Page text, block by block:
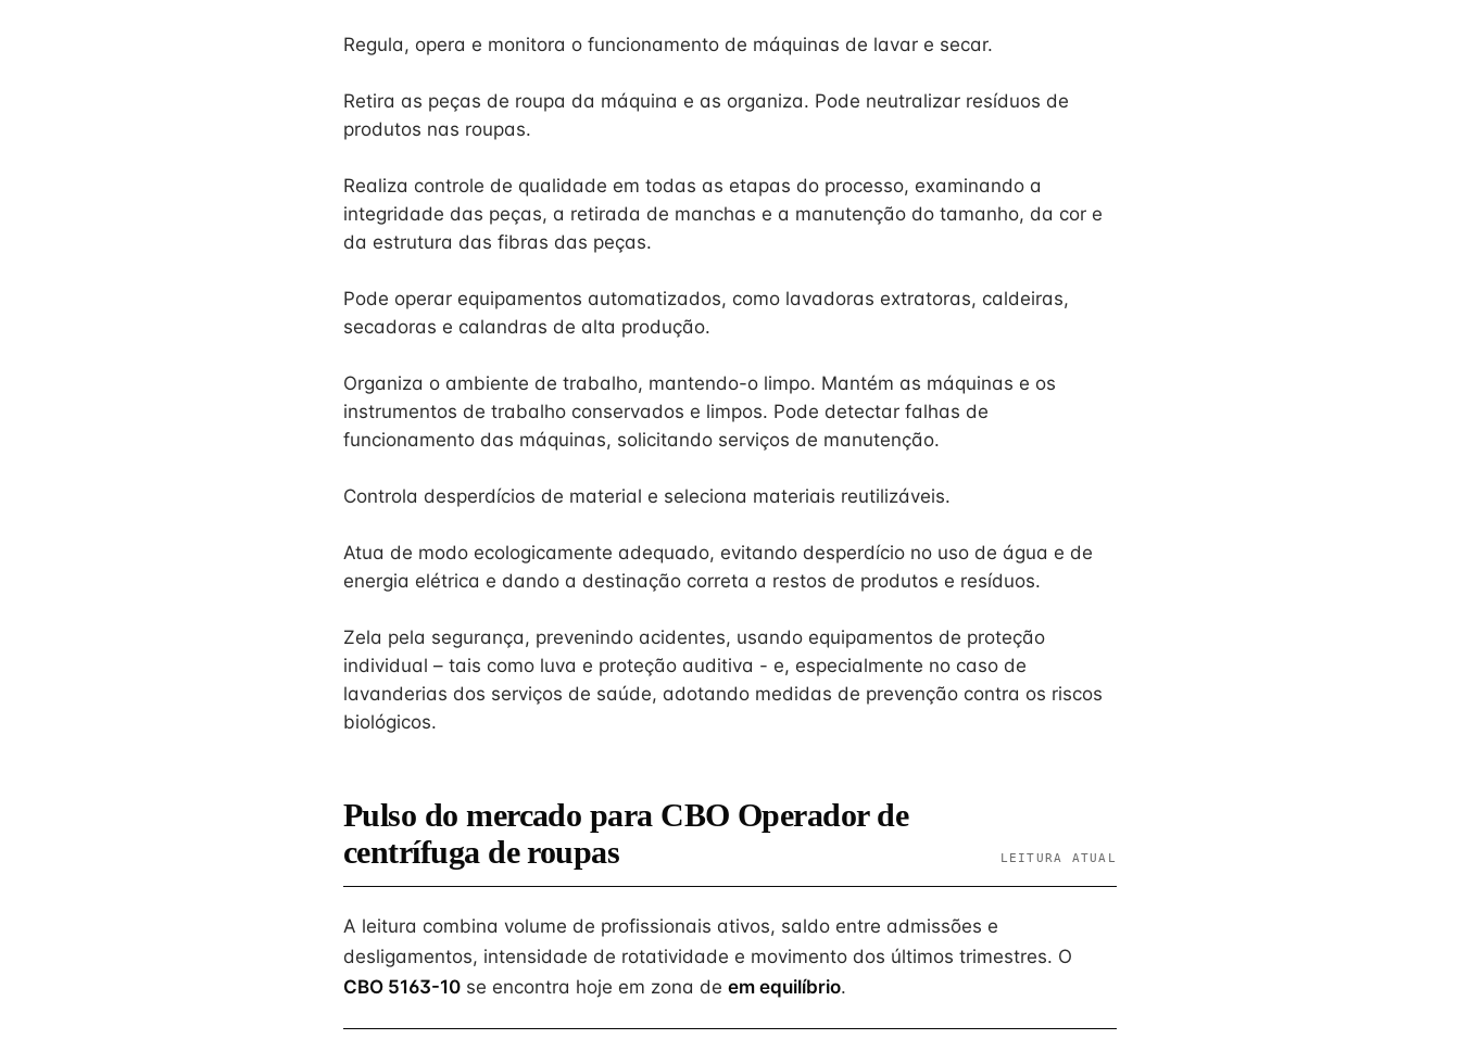
Regula, opera e monitora o funcionamento de máquinas de lavar e secar.
Retira as peças de roupa da máquina e as organiza. Pode neutralizar resíduos de
produtos nas roupas.
Realiza controle de qualidade em todas as etapas do processo, examinando a
integridade das peças, a retirada de manchas e a manutenção do tamanho, da cor e
da estrutura das fibras das peças.
Pode operar equipamentos automatizados, como lavadoras extratoras, caldeiras,
secadoras e calandras de alta produção.
Organiza o ambiente de trabalho, mantendo-o limpo. Mantém as máquinas e os
instrumentos de trabalho conservados e limpos. Pode detectar falhas de
funcionamento das máquinas, solicitando serviços de manutenção.
Controla desperdícios de material e seleciona materiais reutilizáveis.
Atua de modo ecologicamente adequado, evitando desperdício no uso de água e de
energia elétrica e dando a destinação correta a restos de produtos e resíduos.
Zela pela segurança, prevenindo acidentes, usando equipamentos de proteção
individual – tais como luva e proteção auditiva - e, especialmente no caso de
lavanderias dos serviços de saúde, adotando medidas de prevenção contra os riscos
biológicos.
Pulso do mercado para CBO Operador de
centrífuga de roupas
LEITURA ATUAL
A leitura combina volume de profissionais ativos, saldo entre admissões e
desligamentos, intensidade de rotatividade e movimento dos últimos trimestres. O
CBO 5163-10 se encontra hoje em zona de em equilíbrio.